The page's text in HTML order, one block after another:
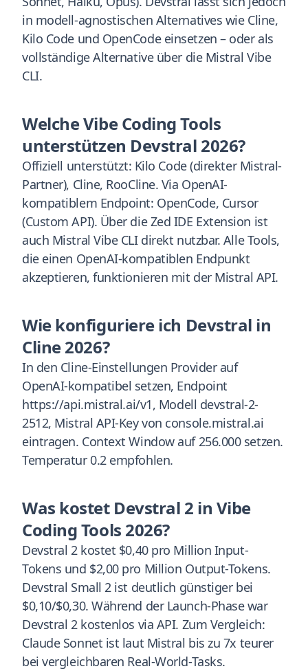
in modell-agnostischen Alternatives wie Cline,
Kilo Code und OpenCode einsetzen – oder als
vollständige Alternative über die Mistral Vibe
CLI.
Welche Vibe Coding Tools
unterstützen Devstral 2026?
Offiziell unterstützt: Kilo Code (direkter Mistral-
Partner), Cline, RooCline. Via OpenAI-
kompatiblem Endpoint: OpenCode, Cursor
(Custom API). Über die Zed IDE Extension ist
auch Mistral Vibe CLI direkt nutzbar. Alle Tools,
die einen OpenAI-kompatiblen Endpunkt
akzeptieren, funktionieren mit der Mistral API.
Wie konfiguriere ich Devstral in
Cline 2026?
In den Cline-Einstellungen Provider auf
OpenAI-kompatibel setzen, Endpoint
https://api.mistral.ai/v1, Modell devstral-2-
2512, Mistral API-Key von console.mistral.ai
eintragen. Context Window auf 256.000 setzen.
Temperatur 0.2 empfohlen.
Was kostet Devstral 2 in Vibe
Coding Tools 2026?
Devstral 2 kostet $0,40 pro Million Input-
Tokens und $2,00 pro Million Output-Tokens.
Devstral Small 2 ist deutlich günstiger bei
$0,10/$0,30. Während der Launch-Phase war
Devstral 2 kostenlos via API. Zum Vergleich:
Claude Sonnet ist laut Mistral bis zu 7x teurer
bei vergleichbaren Real-World-Tasks.